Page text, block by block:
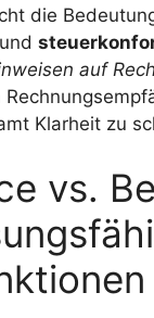
die
auf
Klarheit zu
vs.